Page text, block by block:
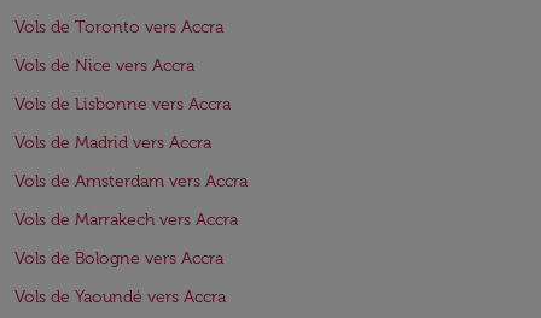
Vols de Toronto vers Accra
Vols de Nice vers Accra
Vols de Lisbonne vers Accra
Vols de Madrid vers Accra
Vols de Amsterdam vers Accra
Vols de Marrakech vers Accra
Vols de Bologne vers Accra
Vols de Yaoundé vers Accra